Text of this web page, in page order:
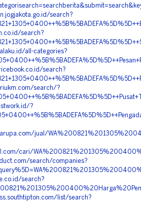
search?
search?
all-categories?
search?
search/?
?
jual/
cari/
search/companies?
search?
list/search?